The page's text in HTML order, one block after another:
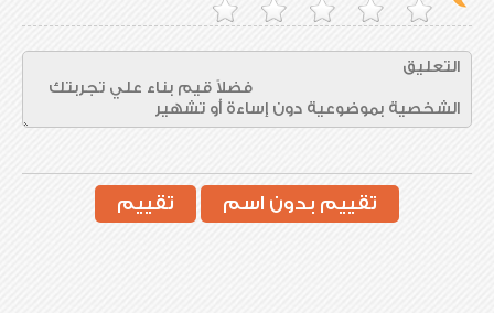
تقييم بدون اسم تقييم